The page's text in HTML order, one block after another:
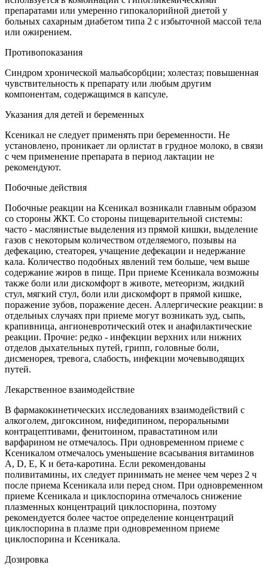
препаратами или умеренно гипокалорийной диетой у
больных сахарным диабетом типа 2 с избыточной массой тела
или ожирением.
Противопоказания
Синдром хронической мальабсорбции; холестаз; повышенная
чувствительность к препарату или любым другим
компонентам, содержащимся в капсуле.
Указания для детей и беременных
Ксеникал не следует применять при беременности. Не
установлено, проникает ли орлистат в грудное молоко, в связи
с чем применение препарата в период лактации не
рекомендуют.
Побочные действия
Побочные реакции на Ксеникал возникали главным образом
со стороны ЖКТ. Со стороны пищеварительной системы:
часто - маслянистые выделения из прямой кишки, выделение
газов с некоторым количеством отделяемого, позывы на
дефекацию, стеаторея, учащение дефекации и недержание
кала. Количество подобных явлений тем больше, чем выше
содержание жиров в пище. При приеме Ксеникала возможны
также боли или дискомфорт в животе, метеоризм, жидкий
стул, мягкий стул, боли или дискомфорт в прямой кишке,
поражение зубов, поражение десен. Аллергические реакции: в
отдельных случаях при приеме могут возникать зуд, сыпь,
крапивница, ангионевротический отек и анафилактические
реакции. Прочие: редко - инфекции верхних или нижних
отделов дыхательных путей, грипп, головные боли,
дисменорея, тревога, слабость, инфекции мочевыводящих
путей.
Лекарственное взаимодействие
В фармакокинетических исследованиях взаимодействий с
алкоголем, дигоксином, нифедипином, пероральными
контрацептивами, фенитоином, правастатином или
варфарином не отмечалось. При одновременном приеме с
Ксеникалом отмечалось уменьшение всасывания витаминов
A, D, Е, К и бета-каротина. Если рекомендованы
поливитамины, их следует принимать не менее чем через 2 ч
после приема Ксеникала или перед сном. При одновременном
приеме Ксеникала и циклоспорина отмечалось снижение
плазменных концентраций циклоспорина, поэтому
рекомендуется более частое определение концентраций
циклоспорина в плазме при одновременном приеме
циклоспорина и Ксеникала.
Дозировка